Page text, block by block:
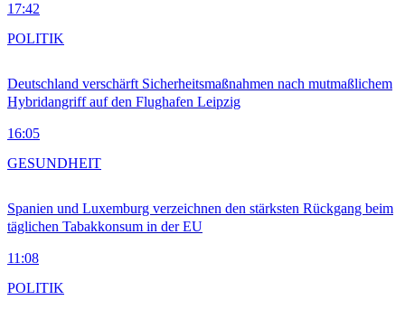
17:42
Deutschland verschärft Sicherheitsmaßnahmen nach mutmaßlichem
Hybridangriff auf den Flughafen Leipzig
16:05
POLITIK
Spanien und Luxemburg verzeichnen den stärksten Rückgang beim
täglichen Tabakkonsum in der EU
11:08
GESUNDHEIT
POLITIK